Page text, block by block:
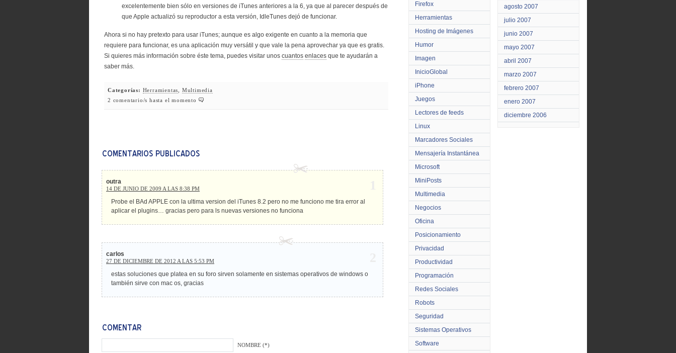
excelentemente bien sólo en versiones de iTunes anteriores a la 6, ya que al parecer después de
que Apple actualizó su reproductor a esta versión, IdleTunes dejó de funcionar.
Ahora si no hay pretexto para usar iTunes; aunque es algo exigente en cuanto a la memoria que
requiere para funcionar, es una aplicación muy versátil y que vale la pena aprovechar ya que es gratis.
Si quieres más información sobre éste tema, puedes visitar unos cuantos enlaces que te ayudarán a
saber más.
Categorías: Herramientas
Multimedia
2 comentario/s hasta el momento
outra
14 DE JUNIO DE 2009 A LAS 8:38 PM
Probe el BAd APPLE con la ultima version del iTunes 8.2 pero no me funciono me tira error al
aplicar el plugins… gracias pero para ls nuevas versiones no funciona
carlos
27 DE DICIEMBRE DE 2012 A LAS 5:53 PM
estas soluciones que platea en su foro sirven solamente en sistemas operativos de windows o
también sirve con mac os, gracias
NOMBRE (*)
Firefox
Herramientas
Hosting de Imágenes
Humor
Imagen
InicioGlobal
iPhone
Juegos
Lectores de feeds
Linux
Marcadores Sociales
Mensajería Instantánea
Microsoft
MiniPosts
Multimedia
Negocios
Oficina
Posicionamiento
Privacidad
Productividad
Programación
Redes Sociales
Robots
Seguridad
Sistemas Operativos
Software
agosto 2007
julio 2007
junio 2007
mayo 2007
abril 2007
marzo 2007
febrero 2007
enero 2007
diciembre 2006